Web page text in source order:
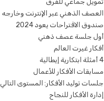
العصف الذهني عبر الإنترنت وخارجه
صندوق الاقتراحات يعود 2024
أول جلسة عصف ذهني
أفكار غيرت العالم
4 أمثلة ابتكارية إيطالية
مسابقات الأفكار للأعمال
جلسات توليد الأفكار: المستوى التالي
إدارة الأفكار للنجاح